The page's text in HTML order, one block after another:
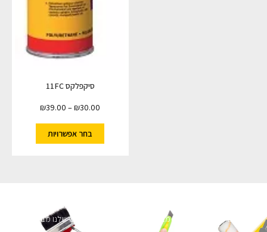
סיקפלקס 11FC
₪30.00
–
₪39.00
בחר אפשרויות
מעוניינים לקבל עדכונים על מבצעים והנחות הירשמו לניוזלטר שלנו מבטיחים לא